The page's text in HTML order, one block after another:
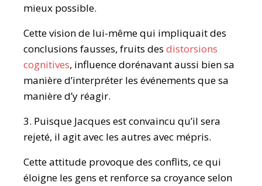
mieux possible.
Cette vision de lui-même qui impliquait des
conclusions fausses, fruits des distorsions
cognitives, influence dorénavant aussi bien sa
manière d’interpréter les événements que sa
manière d’y réagir.
3. Puisque Jacques est convaincu qu’il sera
rejeté, il agit avec les autres avec mépris.
Cette attitude provoque des conflits, ce qui
éloigne les gens et renforce sa croyance selon